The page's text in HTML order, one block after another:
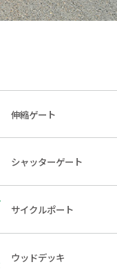
伸縮ゲート
シャッターゲート
サイクルポート
ウッドデッキ